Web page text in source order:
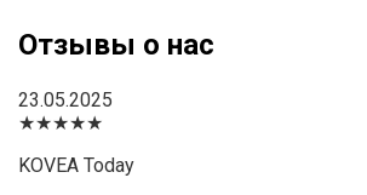
Отзывы о нас
23.05.2025
★★★★★
KOVEA Today